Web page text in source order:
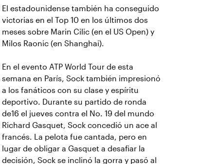
El estadounidense también ha conseguido
victorias en el Top 10 en los últimos dos
meses sobre Marin Cilic (en el US Open) y
Milos Raonic (en Shanghai).
En el evento ATP World Tour de esta
semana en París, Sock también impresionó
a los fanáticos con su clase y espíritu
deportivo. Durante su partido de ronda
de16 el jueves contra el No. 19 del mundo
Richard Gasquet, Sock concedió un ace al
francés. La pelota fue cantada, pero en
lugar de obligar a Gasquet a desafiar la
decisión, Sock se inclinó la gorra y pasó al